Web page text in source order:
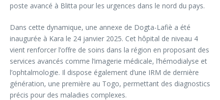
poste avancé à Blitta pour les urgences dans le nord du pays.
Dans cette dynamique, une annexe de Dogta-Lafiè a été
inaugurée à Kara le 24 janvier 2025. Cet hôpital de niveau 4
vient renforcer l’offre de soins dans la région en proposant des
services avancés comme l’imagerie médicale, l’hémodialyse et
l’ophtalmologie. Il dispose également d’une IRM de dernière
génération, une première au Togo, permettant des diagnostics
précis pour des maladies complexes.